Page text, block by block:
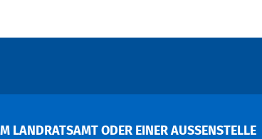
LANDRATSAMT ODER EINER AUSSENSTELLE V